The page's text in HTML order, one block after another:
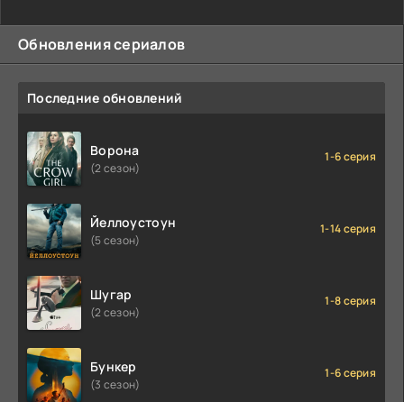
Обновления сериалов
Последние обновлений
Ворона
(2 сезон)
1-6 серия
Йеллоустоун
(5 сезон)
1-14 серия
Шугар
(2 сезон)
1-8 серия
Бункер
(3 сезон)
1-6 серия